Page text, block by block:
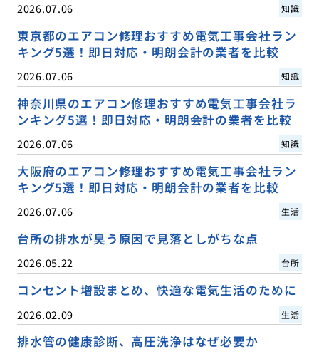
2026.07.06 知識
東京都のエアコン修理おすすめ電気工事会社ラン
キング5選！即日対応・明朗会計の業者を比較
2026.07.06 知識
神奈川県のエアコン修理おすすめ電気工事会社ラ
ンキング5選！即日対応・明朗会計の業者を比較
2026.07.06 知識
大阪府のエアコン修理おすすめ電気工事会社ラン
キング5選！即日対応・明朗会計の業者を比較
2026.07.06 生活
台所の排水が臭う原因で見落としがちな点
2026.05.22 台所
コンセント増設まとめ、快適な電気生活のために
2026.02.09 生活
排水管の健康診断、高圧洗浄はなぜ必要か